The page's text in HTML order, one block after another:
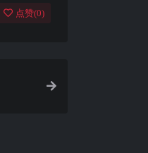
点赞(0)